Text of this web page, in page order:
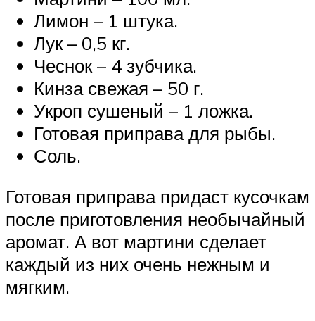
Лимон – 1 штука.
Лук – 0,5 кг.
Чеснок – 4 зубчика.
Кинза свежая – 50 г.
Укроп сушеный – 1 ложка.
Готовая приправа для рыбы.
Соль.
Готовая приправа придаст кусочкам
после приготовления необычайный
аромат. А вот мартини сделает
каждый из них очень нежным и
мягким.